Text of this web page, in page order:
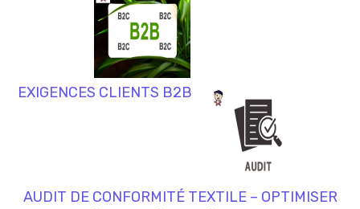
EXIGENCES CLIENTS B2B
AUDIT DE CONFORMITÉ TEXTILE – OPTIMISER